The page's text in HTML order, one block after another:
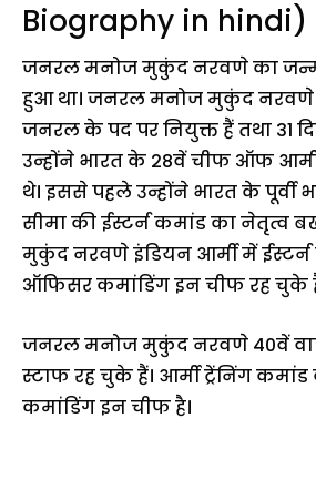
Biography in hindi)
जनरल मनोज मुकुंद नरवणे का जन्म
हुआ था। जनरल मनोज मुकुंद नरवणे
जनरल के पद पर नियुक्त हैं तथा 31
उन्होंने भारत के 28वें चीफ ऑफ
थे। इससे पहले उन्होंने भारत के पूर्वी
सीमा की ईस्टर्न कमांड का नेतृत्व
मुकुंद नरवणे इंडियन आर्मी में
ऑफिसर कमांडिंग इन चीफ रह चुके
जनरल मनोज मुकुंद नरवणे 40वें
स्टाफ रह चुके हैं। आर्मी ट्रेंनिंग
कमांडिंग इन चीफ है।